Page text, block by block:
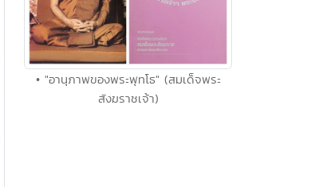
• "อานุภาพของพระพุทโธ" (สมเด็จพระ
สังฆราชเจ้า)